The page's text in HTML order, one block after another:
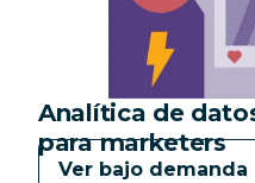
Categoría:
Analítica de
para marketers
Ver bajo demanda